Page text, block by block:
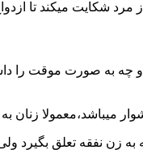
شکایت میکند تا
به صورت موقت را
میباشد،معمولا زنان
به زن نفقه تعلق بگیرد